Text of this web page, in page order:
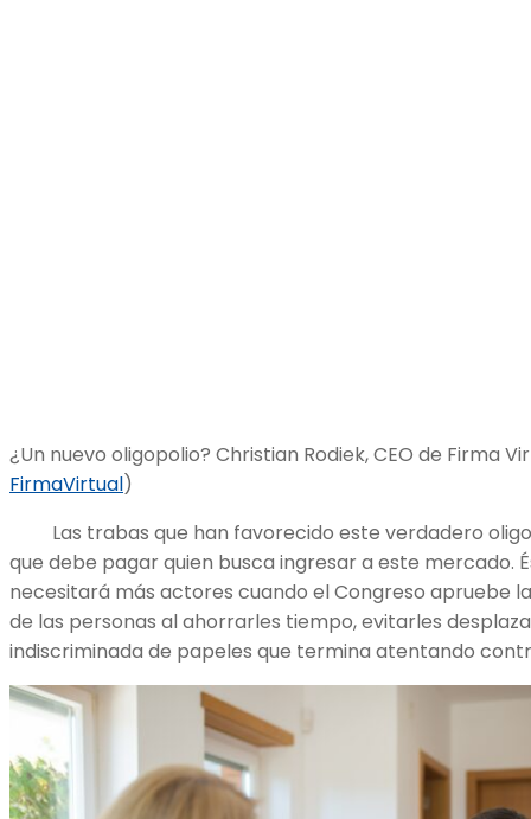
¿Un nuevo oligopolio? Christian Rodiek, CEO de Firma
FirmaVirtual)
Las trabas que han favorecido este verdadero
que debe pagar quien busca ingresar a este mercado.
necesitará más actores cuando el Congreso apruebe
de las personas al ahorrarles tiempo, evitarles
indiscriminada de papeles que termina atentando